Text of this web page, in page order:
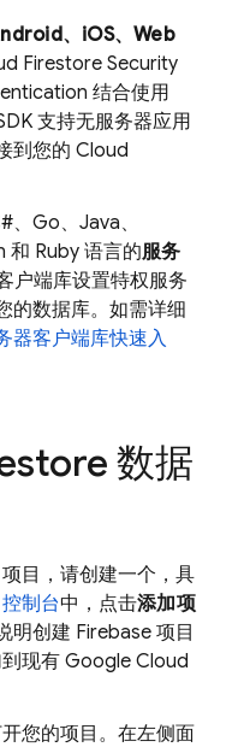
、iOS、Web
Firestore Security
结合使用
支持无服务器应用
到您的 Cloud
、Go、Java、
和 Ruby 语言的服务
户端库设置特权服务
的数据库。如需详细
器客户端库快速入
数据
目，请创建一个，具
控制台中，点击添加项
明创建 Firebase 项目
现有Google Cloud
您的项目。在左侧面